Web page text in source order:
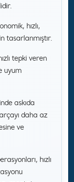
hızlı,
tasarlanmıştır.
tepki veren
uyum
askıda
daha az
ve
hızlı